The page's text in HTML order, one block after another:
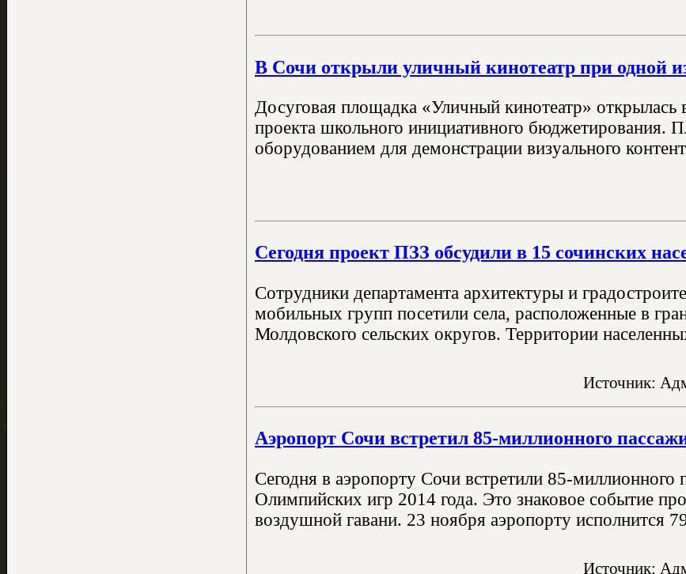
В Сочи открыли уличный кинотеатр при одной
Досуговая площадка «Уличный кинотеатр»
проекта школьного инициативного бюджетирования.
оборудованием для демонстрации визуального
Сегодня проект ПЗЗ обсудили в 15 сочинских
Сотрудники департамента архитектуры и
мобильных групп посетили села, расположенные в
Молдовского сельских округов. Территории
Источник:
Аэропорт Сочи встретил 85-миллионного
Сегодня в аэропорту Сочи встретили 85-миллионного
Олимпийских игр 2014 года. Это знаковое событие
воздушной гавани. 23 ноября аэропорту исполнится
Источник: